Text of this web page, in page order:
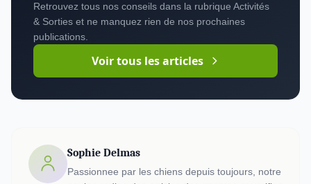
Retrouvez tous nos conseils dans la rubrique Activités
& Sorties et ne manquez rien de nos prochaines
publications.
Voir tous les articles
Sophie Delmas
Passionnee par les chiens depuis toujours, notre